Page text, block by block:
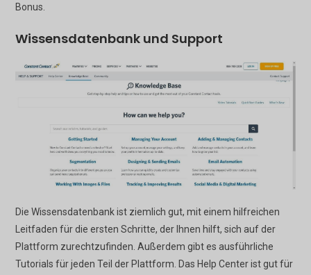
Bonus.
Wissensdatenbank und Support
Die Wissensdatenbank ist ziemlich gut, mit einem hilfreichen
Leitfaden für die ersten Schritte, der Ihnen hilft, sich auf der
Plattform zurechtzufinden. Außerdem gibt es ausführliche
Tutorials für jeden Teil der Plattform. Das Help Center ist gut für